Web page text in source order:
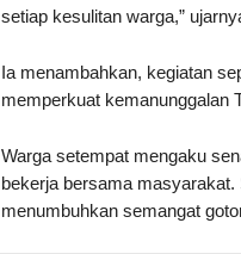
setiap kesulitan warga,”
Ia menambahkan, kegiatan
memperkuat kemanunggalan
Warga setempat mengaku
bekerja bersama
menumbuhkan semangat